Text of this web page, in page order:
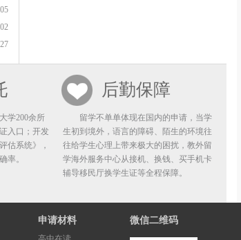
学200余所
入口；开发
估系统》，
率。
后勤保障
留学不单单体现在国内的申请，当学
生初到境外，语言的障碍、陌生的环境往
往给学生心理上带来极大的困扰，教外留
学海外服务中心从接机、换钱、买手机卡
辅导移民厅换学生证等全程保障。
申请材料 微信二维码